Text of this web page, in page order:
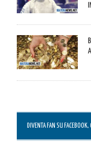
DIVENTA FAN SU FACEBOOK,